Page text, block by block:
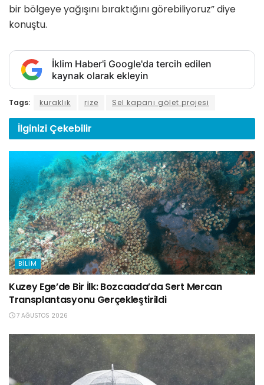
bir bölgeye yağışını bıraktığını görebiliyoruz” diye
konuştu.
İklim Haber'i Google'da tercih edilen
kaynak olarak ekleyin
Tags: kuraklık rize Sel kapanı gölet projesi
İlginizi Çekebilir
BILIM
Kuzey Ege’de Bir İlk: Bozcaada’da Sert Mercan
Transplantasyonu Gerçekleştirildi
7 AĞUSTOS 2026